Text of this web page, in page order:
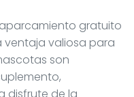
gratuito
ventaja valiosa para
son
disfrute de la